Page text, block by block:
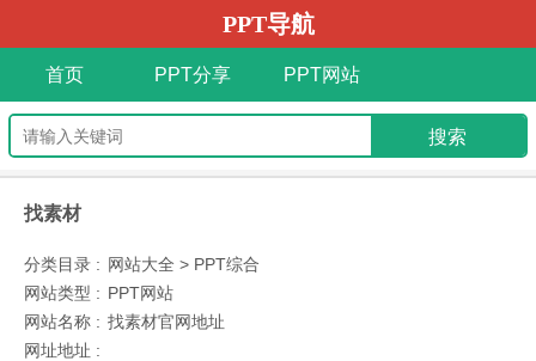
PPT导航
首页 PPT分享 PPT网站
找素材
分类目录 : 网站大全 > PPT综合
网站类型 : PPT网站
网站名称 : 找素材官网地址
网址地址 :